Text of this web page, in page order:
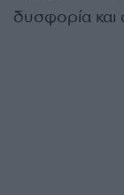
δυσφορία και